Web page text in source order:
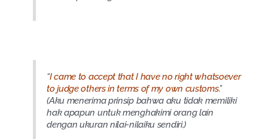
“I came to accept that I have no right whatsoever
to judge others in terms of my own customs.”
(Aku menerima prinsip bahwa aku tidak memiliki
hak apapun untuk menghakimi orang lain
dengan ukuran nilai-nilaiku sendiri.)